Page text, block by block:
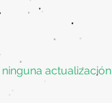
actualización